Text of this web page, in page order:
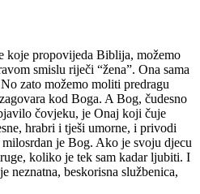
koje propovijeda Biblija, možemo
smislu riječi “žena”. Ona sama
zato možemo moliti predragu
kod Boga. A Bog, čudesno
čovjeku, je Onaj koji čuje
hrabri i tješi umorne, i privodi
je Bog. Ako je svoju djecu
koliko je tek sam kadar ljubiti. I
neznatna, beskorisna službenica,